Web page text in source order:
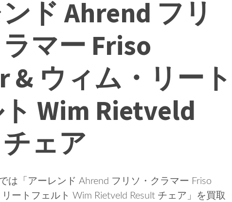
ド Ahrend フリ
マー Friso
& ウィム・リート
Wim Rietveld
ェア
は「アーレンド Ahrend フリソ・クラマー Friso
ートフェルト Wim Rietveld Result チェア」を買取